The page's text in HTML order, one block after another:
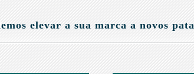
elevar a sua marca a novos